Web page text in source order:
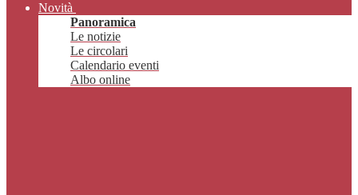
Novità
Panoramica
Le notizie
Le circolari
Calendario eventi
Albo online